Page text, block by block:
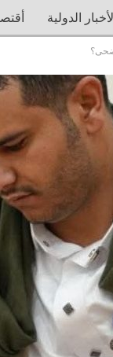
الأخبار الدولية